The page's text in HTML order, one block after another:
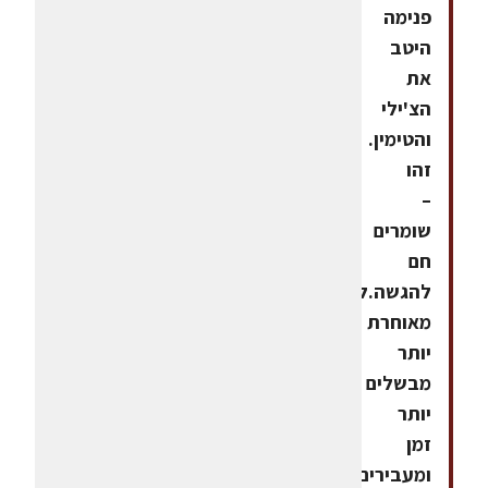
פנימה
היטב
את
הצ'ילי
והטימין.
זהו
–
שומרים
חם
להגשה.להגשה
מאוחרת
יותר
מבשלים
יותר
זמן
ומעבירים